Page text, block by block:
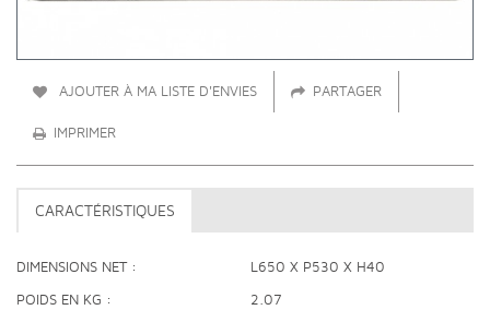
AJOUTER À MA LISTE D'ENVIES PARTAGER
IMPRIMER
CARACTÉRISTIQUES
DIMENSIONS NET L650 X P530 X H40
POIDS EN KG 2.07